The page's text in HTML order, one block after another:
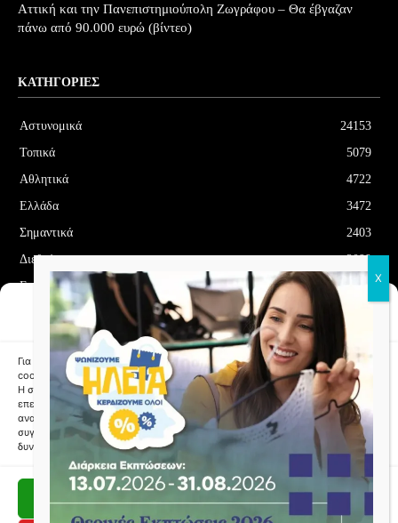
Διαχείριση Συγκατάθεσης
Cookies
Για να παρέχουμε την καλύτερη εμπειρία, χρησιμοποιούμε τεχνολογίες όπως
cookies για την αποθήκευση ή/και την πρόσβαση σε πληροφορίες συσκευών.
Η συγκατάθεση σε αυτές τις τεχνολογίες θα επιτρέψει σε εμάς να
επεξεργαστούμε δεδομένα όπως συμπεριφορά περιήγησης ή μοναδικά
αναγνωριστικά σε αυτόν τον ιστότοπο. Η μη συγκατάθεση ή η ανάκληση της
συγκατάθεσης, μπορεί να επηρεάσει αρνητικά αρνητικά ορισμένες
δυνατότητες και λειτουργίες.
Αττική και την Πανεπιστημιούπολη Ζωγράφου – Θα έβγαζαν
πάνω από 90.000 ευρώ (βίντεο)
ΚΑΤΗΓΟΡΊΕΣ
Αστυνομικά
24153
Τοπικά
5079
Αθλητικά
4722
Ελλάδα
3472
Σημαντικά
2403
Διεθνή
2099
Επιλεγμένα
1704
Οικονομία
Δελτία Τύπου
ΌΡΟΙ ΚΑΙ ΠΡΟΫΠΟΘΈΣΕΙΣ
ΠΟΛΙΤΙΚΉ COOKIES (ΕΕ)
ΑΠΟΠΟΊΗΣΗ ΕΥΘΥΝΏΝ
ΔΉΛΩΣΗ ΑΠΟΡΡΉΤΟΥ